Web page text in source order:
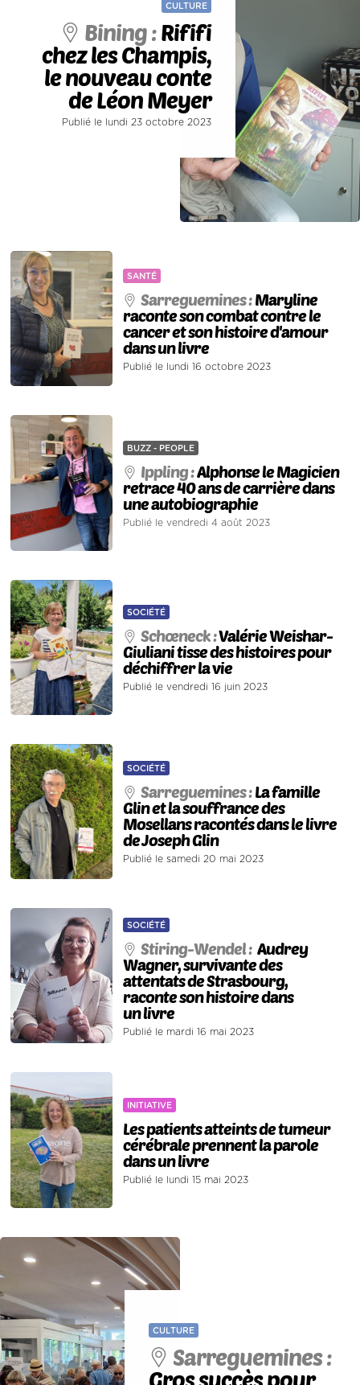
CULTURE
Bining :Rififi
chez les Champis,
le nouveau conte
de Léon Meyer
Publié le lundi 23 octobre 2023
SANTÉ
Sarreguemines :Maryline
raconte son combat contre le
cancer et son histoire d'amour
dans un livre
Publié le lundi 16 octobre 2023
BUZZ - PEOPLE
Ippling :Alphonse le Magicien
retrace 40 ans de carrière dans
une autobiographie
Publié le vendredi 4 août 2023
SOCIÉTÉ
Schœneck :Valérie Weishar-
Giuliani tisse des histoires pour
déchiffrer la vie
Publié le vendredi 16 juin 2023
SOCIÉTÉ
Sarreguemines :La famille
Glin et la souffrance des
Mosellans racontés dans le livre
de Joseph Glin
Publié le samedi 20 mai 2023
SOCIÉTÉ
Stiring-Wendel : Audrey
Wagner, survivante des
attentats de Strasbourg,
raconte son histoire dans
un livre
Publié le mardi 16 mai 2023
INITIATIVE
Les patients atteints de tumeur
cérébrale prennent la parole
dans un livre
Publié le lundi 15 mai 2023
CULTURE
Sarreguemines :
Gros succès pour